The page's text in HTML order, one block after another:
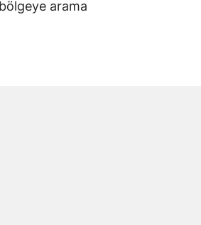
bölgeye arama